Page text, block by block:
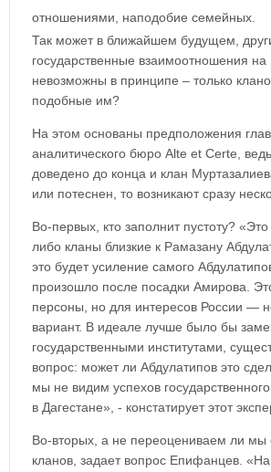
отношениями, наподобие семейных.
Так может в ближайшем будущем,
государственные взаимоотношения на
невозможны в принципе – только
подобные им?
На этом основаны предположения
аналитического бюро Alte et Certe,
доведено до конца и клан
или потеснен, то возникают сразу
Во-первых, кто заполнит пустоту? «Это
либо кланы близкие к Рамазану
это будет усиление самого
произошло после посадки Амирова.
персоны, но для интересов России —
вариант. В идеале лучше было бы
государственными институтами,
вопрос: может ли Абдулатипов это
мы не видим успехов государственного
в Дагестане», - констатирует этот
Во-вторых, а не переоцениваем ли мы
кланов, задает вопрос Епифанцев.